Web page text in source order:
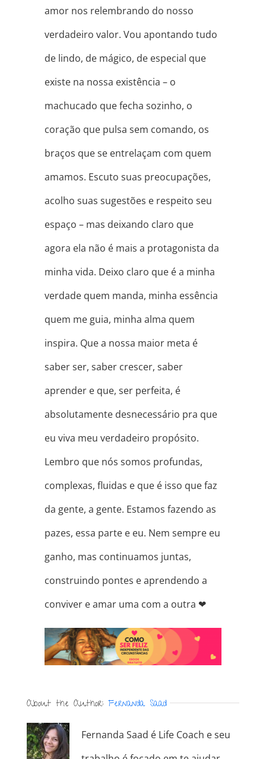
amor nos relembrando do nosso
verdadeiro valor. Vou apontando tudo
de lindo, de mágico, de especial que
existe na nossa existência – o
machucado que fecha sozinho, o
coração que pulsa sem comando, os
braços que se entrelaçam com quem
amamos. Escuto suas preocupações,
acolho suas sugestões e respeito seu
espaço – mas deixando claro que
agora ela não é mais a protagonista da
minha vida. Deixo claro que é a minha
verdade quem manda, minha essência
quem me guia, minha alma quem
inspira. Que a nossa maior meta é
saber ser, saber crescer, saber
aprender e que, ser perfeita, é
absolutamente desnecessário pra que
eu viva meu verdadeiro propósito.
Lembro que nós somos profundas,
complexas, fluidas e que é isso que faz
da gente, a gente. Estamos fazendo as
pazes, essa parte e eu. Nem sempre eu
ganho, mas continuamos juntas,
construindo pontes e aprendendo a
conviver e amar uma com a outra ❤
About the Author: Fernanda Saad
Fernanda Saad é Life Coach e seu